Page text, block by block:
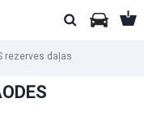
rezerves daļas